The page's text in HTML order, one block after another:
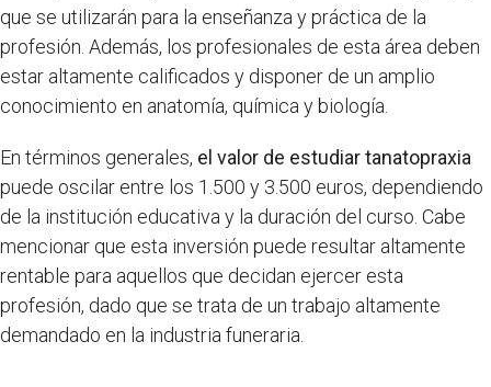
que se utilizarán para la enseñanza y práctica de la
profesión. Además, los profesionales de esta área deben
estar altamente calificados y disponer de un amplio
conocimiento en anatomía, química y biología.
En términos generales, el valor de estudiar tanatopraxia
puede oscilar entre los 1.500 y 3.500 euros, dependiendo
de la institución educativa y la duración del curso. Cabe
mencionar que esta inversión puede resultar altamente
rentable para aquellos que decidan ejercer esta
profesión, dado que se trata de un trabajo altamente
demandado en la industria funeraria.